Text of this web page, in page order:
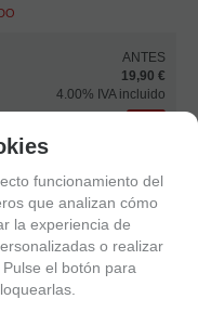
ANTES
19,90 €
4.00% IVA incluido
4.00%IVA incluido
funcionamiento del
que analizan cómo
la experiencia de
o realizar
el botón para